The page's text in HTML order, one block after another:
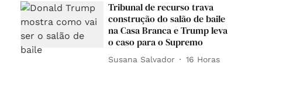
Tribunal de recurso trava
construção do salão de baile
na Casa Branca e Trump leva
o caso para o Supremo
Susana Salvador 16 Horas